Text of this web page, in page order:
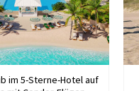
im 5-Sterne-Hotel auf